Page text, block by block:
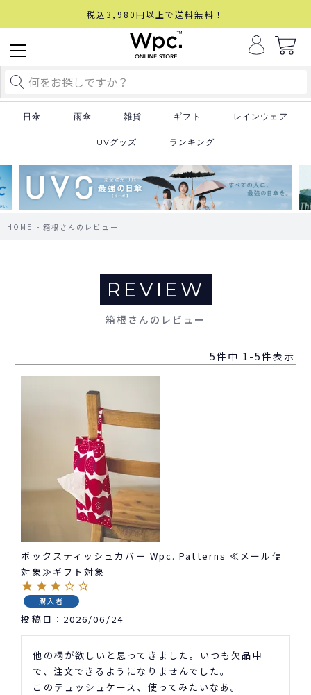
税込3,980円以上で送料無料！
日傘 雨傘 雑貨 ギフト レインウェア
UVグッズ ランキング
HOME 箱根さんのレビュー
REVIEW
箱根さんのレビュー
5件中 1 -5件表示
ボックスティッシュカバー Wpc. Patterns ≪メール便
対象≫ギフト対象
購入者
投稿日 2026/06/24
他の柄が欲しいと思ってきました。いつも欠品中
で、注文できるようになりませんでした。
このテュッシュケース、使ってみたいなあ。